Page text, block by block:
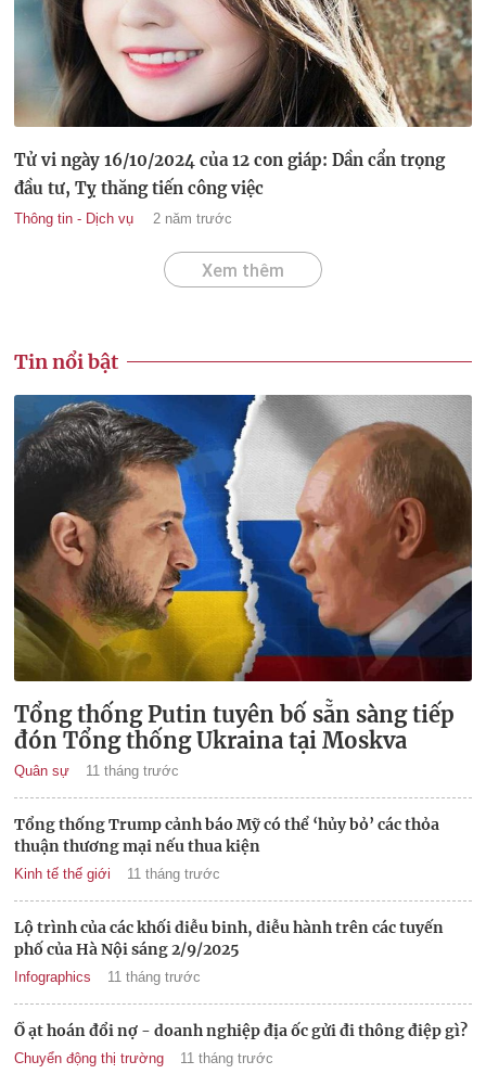
Tử vi ngày 16/10/2024 của 12 con giáp: Dần cẩn trọng
đầu tư, Tỵ thăng tiến công việc
Thông tin - Dịch vụ 2 năm trước
Xem thêm
Tin nổi bật
Tổng thống Putin tuyên bố sẵn sàng tiếp
đón Tổng thống Ukraina tại Moskva
Quân sự 11 tháng trước
Tổng thống Trump cảnh báo Mỹ có thể ‘hủy bỏ’ các thỏa
thuận thương mại nếu thua kiện
Kinh tế thế giới 11 tháng trước
Lộ trình của các khối diễu binh, diễu hành trên các tuyến
phố của Hà Nội sáng 2/9/2025
Infographics 11 tháng trước
Ồ ạt hoán đổi nợ - doanh nghiệp địa ốc gửi đi thông điệp gì?
Chuyển động thị trường 11 tháng trước